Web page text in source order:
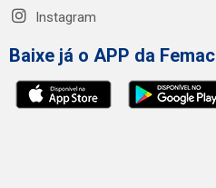
Instagram
Baixe já o APP da Femac